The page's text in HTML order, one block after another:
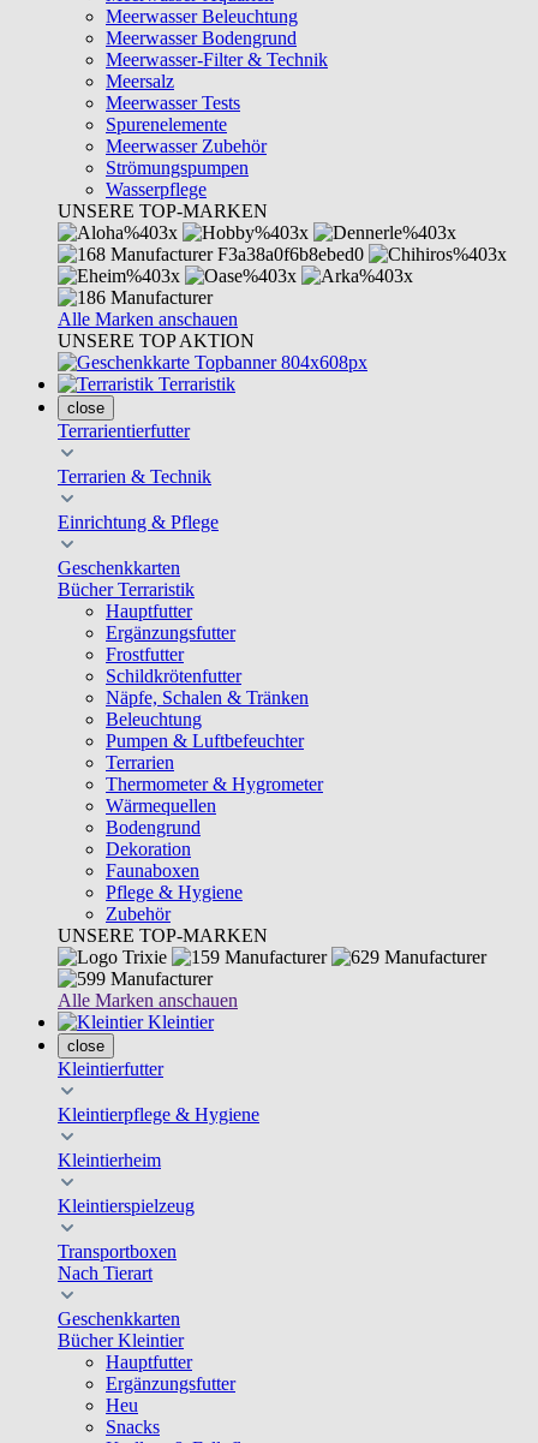
Meerwasser Beleuchtung
Meerwasser Bodengrund
Meerwasser-Filter & Technik
Meersalz
Meerwasser Tests
Spurenelemente
Meerwasser Zubehör
Strömungspumpen
Wasserpflege
UNSERE TOP-MARKEN
Alle Marken anschauen
UNSERE TOP AKTION
Terraristik
close
Terrarientierfutter
Terrarien & Technik
Einrichtung & Pflege
Geschenkkarten
Bücher Terraristik
Hauptfutter
Ergänzungsfutter
Frostfutter
Schildkrötenfutter
Näpfe, Schalen & Tränken
Beleuchtung
Pumpen & Luftbefeuchter
Terrarien
Thermometer & Hygrometer
Wärmequellen
Bodengrund
Dekoration
Faunaboxen
Pflege & Hygiene
Zubehör
UNSERE TOP-MARKEN
Alle Marken anschauen
Kleintier
close
Kleintierfutter
Kleintierpflege & Hygiene
Kleintierheim
Kleintierspielzeug
Transportboxen
Nach Tierart
Geschenkkarten
Bücher Kleintier
Hauptfutter
Ergänzungsfutter
Heu
Snacks